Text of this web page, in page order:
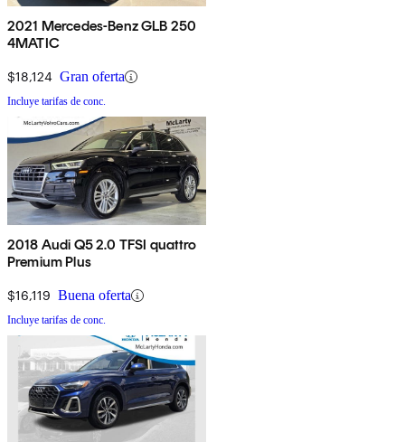
2021 Mercedes-Benz GLB 250
4MATIC
$18,124 Gran oferta
Incluye tarifas de conc.
2018 Audi Q5 2.0 TFSI quattro
Premium Plus
$16,119 Buena oferta
Incluye tarifas de conc.